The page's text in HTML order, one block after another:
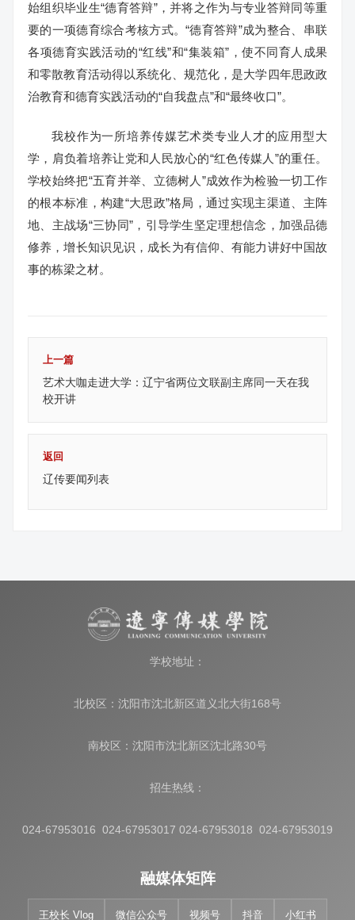
始组织毕业生“德育答辩”，并将之作为与专业答辩同等重
要的一项德育综合考核方式。“德育答辩”成为整合、串联
各项德育实践活动的“红线”和“集装箱”，使不同育人成果
和零散教育活动得以系统化、规范化，是大学四年思政政
治教育和德育实践活动的“自我盘点”和“最终收口”。
我校作为一所培养传媒艺术类专业人才的应用型大
学，肩负着培养让党和人民放心的“红色传媒人”的重任。
学校始终把“五育并举、立德树人”成效作为检验一切工作
的根本标准，构建“大思政”格局，通过实现主渠道、主阵
地、主战场“三协同”，引导学生坚定理想信念，加强品德
修养，增长知识见识，成长为有信仰、有能力讲好中国故
事的栋梁之材。
上一篇
艺术大咖走进大学：辽宁省两位文联副主席同一天在我
校开讲
返回
辽传要闻列表
学校地址：
北校区：沈阳市沈北新区道义北大街168号
南校区：沈阳市沈北新区沈北路30号
招生热线：
024-67953016 024-67953017 024-67953018 024-67953019
融媒体矩阵
王校长 Vlog 微信公众号 视频号 抖音 小红书